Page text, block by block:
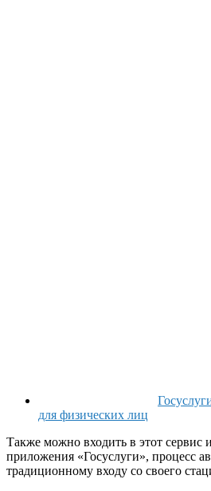
для физических лиц
Также можно входить в этот сервис
приложения «Госуслуги», процесс
традиционному входу со своего